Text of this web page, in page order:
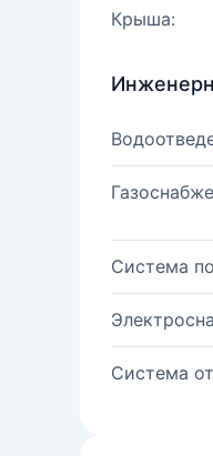
Крыша:
Система
Система